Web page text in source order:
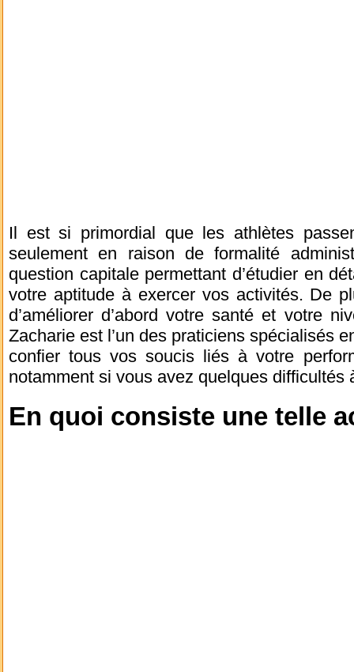
Il est si primordial que les athlètes
seulement en raison de formalité
question capitale permettant d’étudier en
votre aptitude à exercer vos activités. De
d’améliorer d’abord votre santé et votre
Zacharie est l’un des praticiens spécialisés
confier tous vos soucis liés à votre
notamment si vous avez quelques difficultés
En quoi consiste une telle